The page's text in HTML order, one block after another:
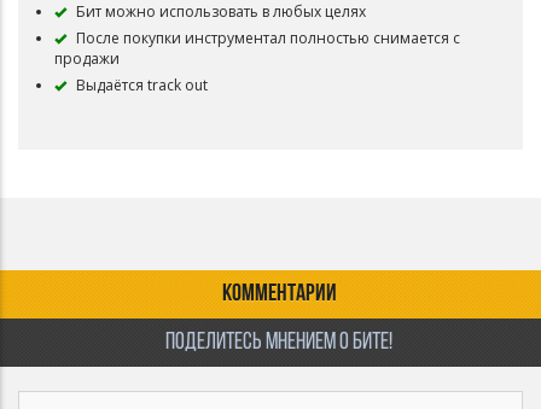
Бит можно использовать в любых целях
После покупки инструментал полностью снимается с
продажи
Выдаётся track out
КОММЕНТАРИИ
ПОДЕЛИТЕСЬ МНЕНИЕМ О БИТЕ!